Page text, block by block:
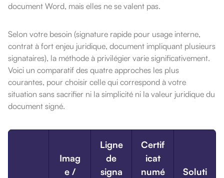
document Word, mais elles ne se valent pas.
Selon votre besoin (signature rapide pour usage interne,
contrat à fort enjeu juridique, document impliquant plusieurs
signataires), la méthode à privilégier varie significativement.
Voici un comparatif des quatre approches les plus
courantes, pour choisir celle qui correspond à votre
situation sans sacrifier ni la simplicité ni la valeur juridique du
document signé.
Imag
e /
Ligne
de
signa
Certif
icat
numé
Soluti